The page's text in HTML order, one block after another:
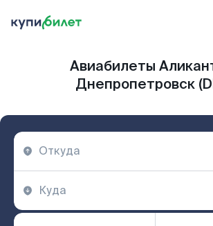
Авиабилеты
Днепропетровск